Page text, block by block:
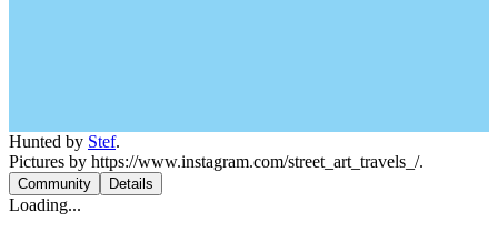
Hunted by Stef.
Pictures by https://www.instagram.com/street_art_travels_/.
Community Details
Loading...